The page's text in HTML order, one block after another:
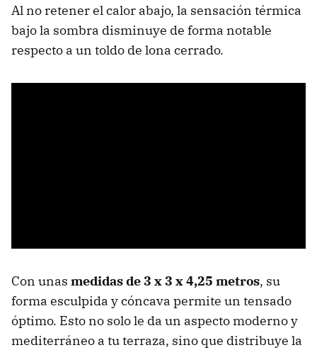
Al no retener el calor abajo, la sensación térmica
bajo la sombra disminuye de forma notable
respecto a un toldo de lona cerrado.
Con unas medidas de 3 x 3 x 4,25 metros, su
forma esculpida y cóncava permite un tensado
óptimo. Esto no solo le da un aspecto moderno y
mediterráneo a tu terraza, sino que distribuye la